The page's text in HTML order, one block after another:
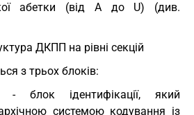
абетки (від A до U) (див.
ДКПП на рівні секцій
з трьох блоків:
блок ідентифікації, який
системою кодування із